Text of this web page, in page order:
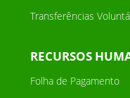
Transferências
RECURSOS
Folha de Pagamento